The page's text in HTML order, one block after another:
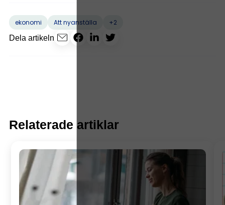
ekonomi Att nyanställa
+2
Dela artikeln
Relaterade artiklar